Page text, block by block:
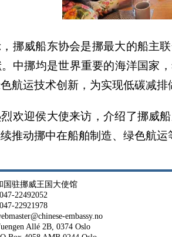
挪威船东协会是挪最大的船主
中挪均是世界重要的海洋国家
航运技术创新，为实现低碳减排
欢迎侯大使来访，介绍了挪威
推动挪中在船舶制造、绿色航
国驻挪威王国大使馆
22492052
22921978
embassy.no
Allé 2B, 0374 Oslo